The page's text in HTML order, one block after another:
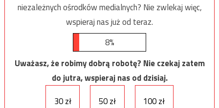
niezależnych ośrodków medialnych? Nie zwlekaj więc,
wspieraj nas już od teraz.
8%
Uważasz, że robimy dobrą robotę? Nie czekaj zatem
do jutra, wspieraj nas od dzisiaj.
30 zł
50 zł 100 zł